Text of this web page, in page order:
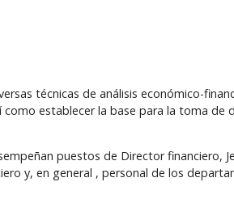
técnicas de análisis económico-
establecer la base para la toma de
puestos de Director financiero,
y, en general , personal de los